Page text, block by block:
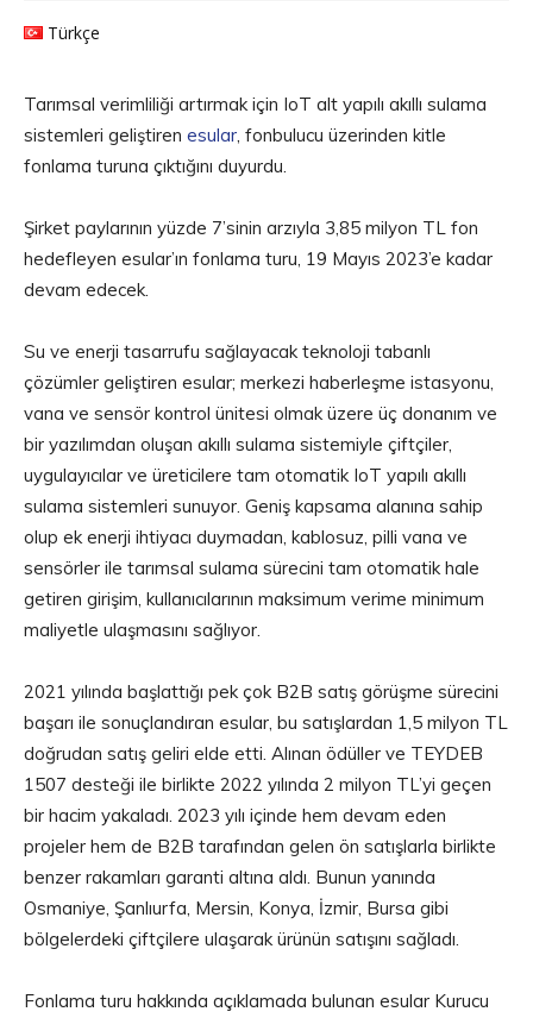
Türkçe
Tarımsal verimliliği artırmak için IoT alt yapılı akıllı sulama
sistemleri geliştiren esular , fonbulucu üzerinden kitle
fonlama turuna çıktığını duyurdu.
Şirket paylarının yüzde 7’sinin arzıyla 3,85 milyon TL fon
hedefleyen esular’ın fonlama turu, 19 Mayıs 2023’e kadar
devam edecek.
Su ve enerji tasarrufu sağlayacak teknoloji tabanlı
çözümler geliştiren esular; merkezi haberleşme istasyonu,
vana ve sensör kontrol ünitesi olmak üzere üç donanım ve
bir yazılımdan oluşan akıllı sulama sistemiyle çiftçiler,
uygulayıcılar ve üreticilere tam otomatik IoT yapılı akıllı
sulama sistemleri sunuyor. Geniş kapsama alanına sahip
olup ek enerji ihtiyacı duymadan, kablosuz, pilli vana ve
sensörler ile tarımsal sulama sürecini tam otomatik hale
getiren girişim, kullanıcılarının maksimum verime minimum
maliyetle ulaşmasını sağlıyor.
2021 yılında başlattığı pek çok B2B satış görüşme sürecini
başarı ile sonuçlandıran esular, bu satışlardan 1,5 milyon TL
doğrudan satış geliri elde etti. Alınan ödüller ve TEYDEB
1507 desteği ile birlikte 2022 yılında 2 milyon TL’yi geçen
bir hacim yakaladı. 2023 yılı içinde hem devam eden
projeler hem de B2B tarafından gelen ön satışlarla birlikte
benzer rakamları garanti altına aldı. Bunun yanında
Osmaniye, Şanlıurfa, Mersin, Konya, İzmir, Bursa gibi
bölgelerdeki çiftçilere ulaşarak ürünün satışını sağladı.
Fonlama turu hakkında açıklamada bulunan esular Kurucu